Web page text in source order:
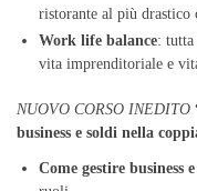
ristorante al più drastico
Work life balance: tutta
vita imprenditoriale e
NUOVO CORSO INEDITO
business e soldi nella
Come gestire business